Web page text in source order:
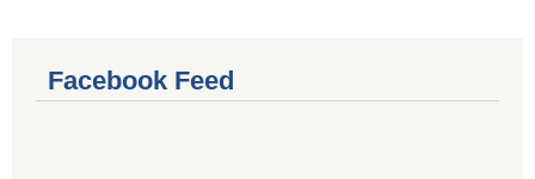
Facebook Feed